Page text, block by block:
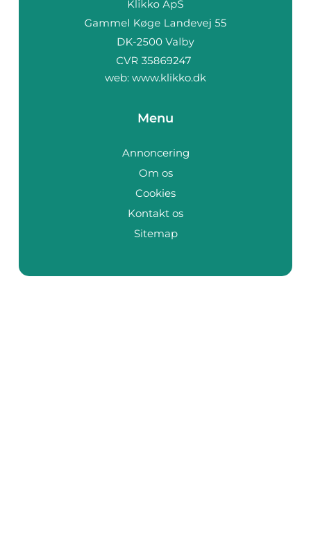
web: www.klikko.dk
Menu
Annoncering
Om os
Cookies
Kontakt os
Sitemap